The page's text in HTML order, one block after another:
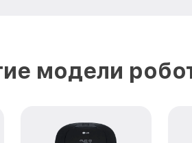
модели